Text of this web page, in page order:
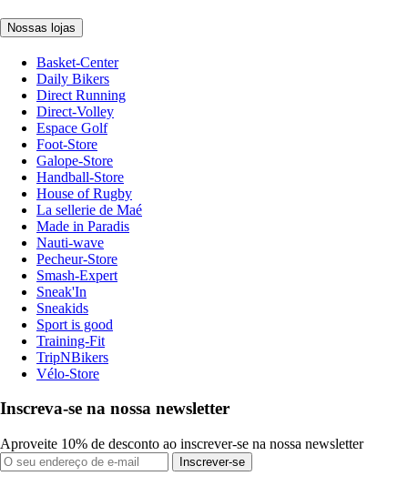
Nossas lojas
Basket-Center
Daily Bikers
Direct Running
Direct-Volley
Espace Golf
Foot-Store
Galope-Store
Handball-Store
House of Rugby
La sellerie de Maé
Made in Paradis
Nauti-wave
Pecheur-Store
Smash-Expert
Sneak'In
Sneakids
Sport is good
Training-Fit
TripNBikers
Vélo-Store
Inscreva-se na nossa newsletter
Aproveite 10% de desconto ao inscrever-se na nossa newsletter
Inscrever-se